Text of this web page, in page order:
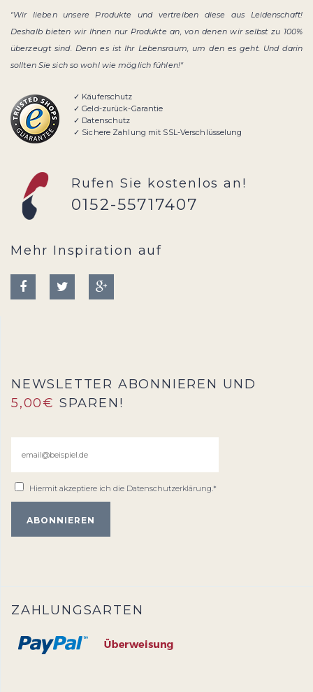
"Wir lieben unsere Produkte und vertreiben diese aus Leidenschaft!
Deshalb bieten wir Ihnen nur Produkte an, von denen wir selbst zu 100%
überzeugt sind. Denn es ist Ihr Lebensraum, um den es geht. Und darin
sollten Sie sich so wohl wie möglich fühlen!"
✓ Käuferschutz
✓ Geld-zurück-Garantie
✓ Datenschutz
✓ Sichere Zahlung mit SSL-Verschlüsselung
Rufen Sie kostenlos an!
0152-55717407
Mehr Inspiration auf
NEWSLETTER ABONNIEREN UND
5,00€ SPAREN!
Hiermit akzeptiere ich die Datenschutzerklärung.*
ZAHLUNGSARTEN